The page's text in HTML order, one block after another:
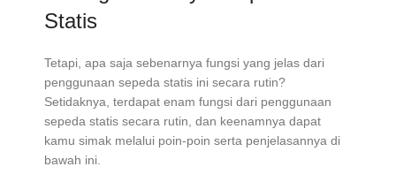
Statis
Tetapi, apa saja sebenarnya fungsi yang jelas dari
penggunaan sepeda statis ini secara rutin?
Setidaknya, terdapat enam fungsi dari penggunaan
sepeda statis secara rutin, dan keenamnya dapat
kamu simak melalui poin-poin serta penjelasannya di
bawah ini.